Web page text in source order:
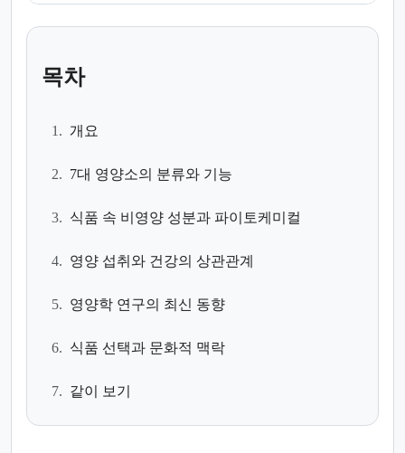
목차
1. 개요
2. 7대 영양소의 분류와 기능
3. 식품 속 비영양 성분과 파이토케미컬
4. 영양 섭취와 건강의 상관관계
5. 영양학 연구의 최신 동향
6. 식품 선택과 문화적 맥락
7. 같이 보기